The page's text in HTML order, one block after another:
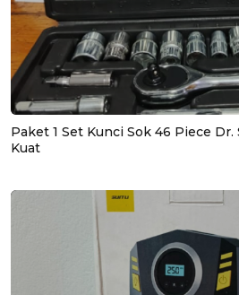
Paket 1 Set Kunci Sok 46 Piece
Kuat